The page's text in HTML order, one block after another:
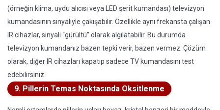
(örneğin klima, uydu alıcısı veya LED şerit kumandası) televizyon
kumandasının sinyaliyle çakışabilir. Özellikle aynı frekansta çalışan
IR cihazlar, sinyali “gürültü” olarak algılatabilir. Bu durumda
televizyon kumandanız bazen tepki verir, bazen vermez. Çözüm
olarak, diğer IR cihazları kapatıp sadece TV kumandasını test
edebilirsiniz.
9. Pillerin Temas Noktasında Oksitlenme